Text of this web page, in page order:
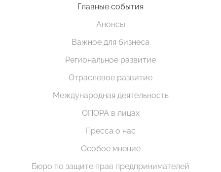
Главные события
Анонсы
Важное для бизнеса
Региональное развитие
Отраслевое развитие
Международная деятельность
ОПОРА в лицах
Пресса о нас
Особое мнение
Бюро по защите прав предпринимателей